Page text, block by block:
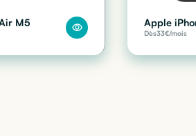
M5 Apple
Dès33€/mois